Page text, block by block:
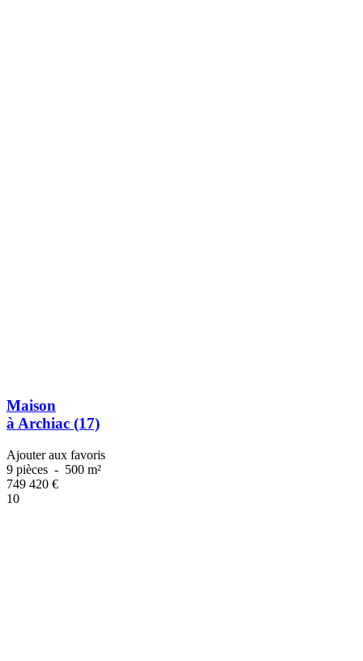
Maison
à Archiac (17)
Ajouter aux favoris
9 pièces - 500 m²
749 420 €
10